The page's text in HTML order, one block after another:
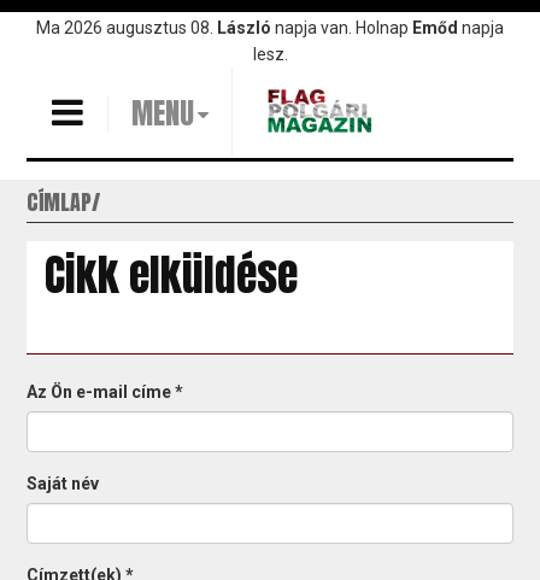
UgrásMa 2026 augusztus 08. László napja van. Holnap Emőd napja
lesz.
MENU
CÍMLAP
Cikk elküldése
Az Ön e-mail címe*
Saját név
Címzett(ek)*